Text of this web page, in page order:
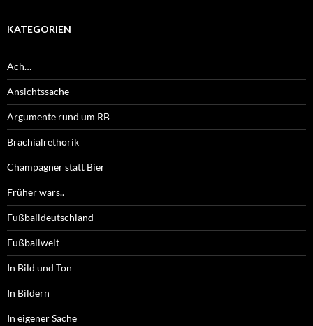
KATEGORIEN
Ach…
Ansichtssache
Argumente rund um RB
Brachialrethorik
Champagner statt Bier
Früher wars..
Fußballdeutschland
Fußballwelt
In Bild und Ton
In Bildern
In eigener Sache